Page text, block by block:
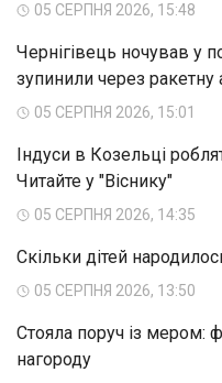
05 СЕРПНЯ 2026, 15:48
Чернігівець ночував у
зупинили через ракетну
05 СЕРПНЯ 2026, 15:01
Індуси в Козельці
Читайте у "Віснику"
05 СЕРПНЯ 2026, 14:35
Скільки дітей
05 СЕРПНЯ 2026, 13:50
Стояла поруч із мером:
нагороду